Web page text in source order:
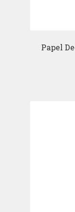
Papel